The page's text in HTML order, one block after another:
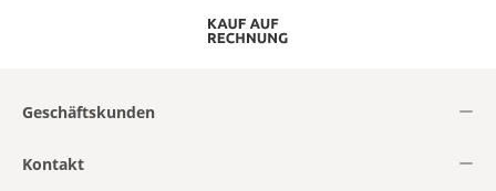
Geschäftskunden
Kontakt